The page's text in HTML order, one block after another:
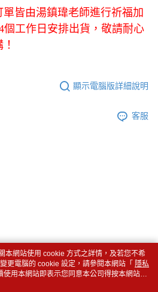
皆由湯鎮瑋老師進行祈福加
個工作日安排出貨，敬請耐心
顯示電腦版詳細說明
客服
本網站使用 cookie 方式之詳情，及若您不希
更電腦的 cookie 設定，請參閱本網站「 隱私
使用本網站即表示您同意本公司得按本網站使